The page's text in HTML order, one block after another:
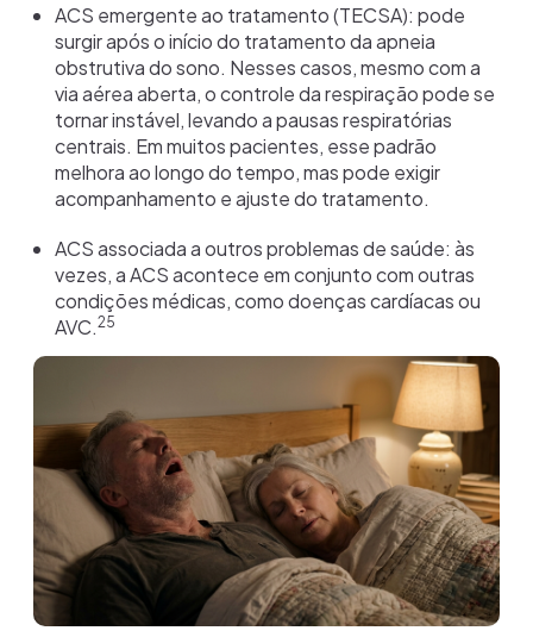
ACS emergente ao tratamento (TECSA): pode
surgir após o início do tratamento da apneia
obstrutiva do sono. Nesses casos, mesmo com a
via aérea aberta, o controle da respiração pode se
tornar instável, levando a pausas respiratórias
centrais. Em muitos pacientes, esse padrão
melhora ao longo do tempo, mas pode exigir
acompanhamento e ajuste do tratamento.
ACS associada a outros problemas de saúde: às
vezes, a ACS acontece em conjunto com outras
condições médicas, como doenças cardíacas ou
AVC.25